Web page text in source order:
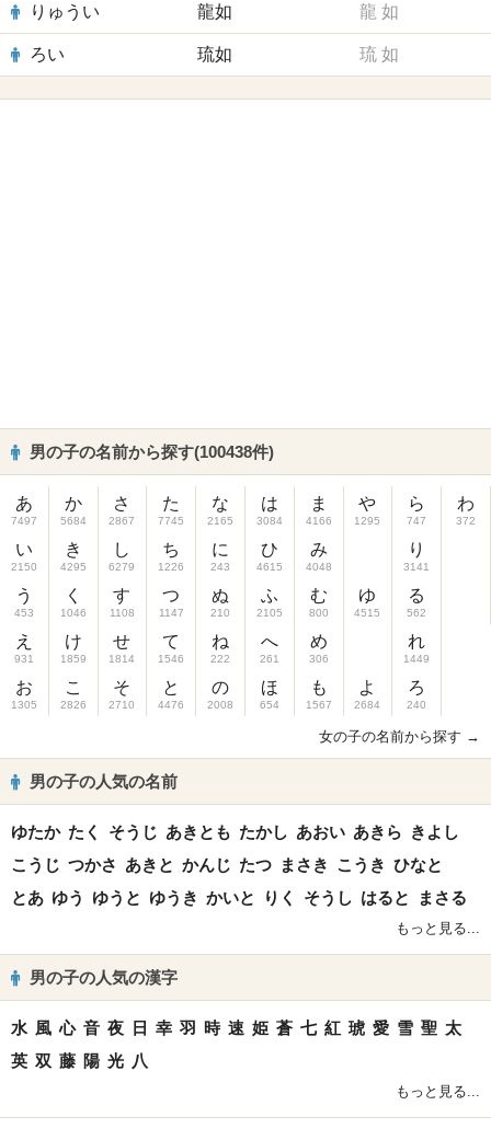
りゅうい 龍如 龍 如
ろい 琉如 琉 如
男の子の名前から探す(100438件)
あ
7497
い
2150
う
453
え
931
お
1305
か
5684
き
4295
く
1046
け
1859
こ
2826
さ
2867
し
6279
す
1108
せ
1814
そ
2710
た
7745
ち
1226
つ
1147
て
1546
と
4476
な
2165
に
243
ぬ
210
ね
222
の
2008
は
3084
ひ
4615
ふ
2105
へ
261
ほ
654
ま
4166
み
4048
む
800
め
306
も
1567
や
1295
ゆ
4515
よ
2684
ら
747
り
3141
る
562
れ
1449
ろ
240
わ
372
女の子の名前から探す →
男の子の人気の名前
ゆたか たく そうじ あきとも たかし あおい あきら きよし
こうじ つかさ あきと かんじ たつ まさき こうき ひなと
とあ ゆう ゆうと ゆうき かいと りく そうし はると まさる
もっと見る...
男の子の人気の漢字
水 風 心 音 夜 日 幸 羽 時 速 姫 蒼 七 紅 琥 愛 雪 聖 太
英 双 藤 陽 光 八
もっと見る...